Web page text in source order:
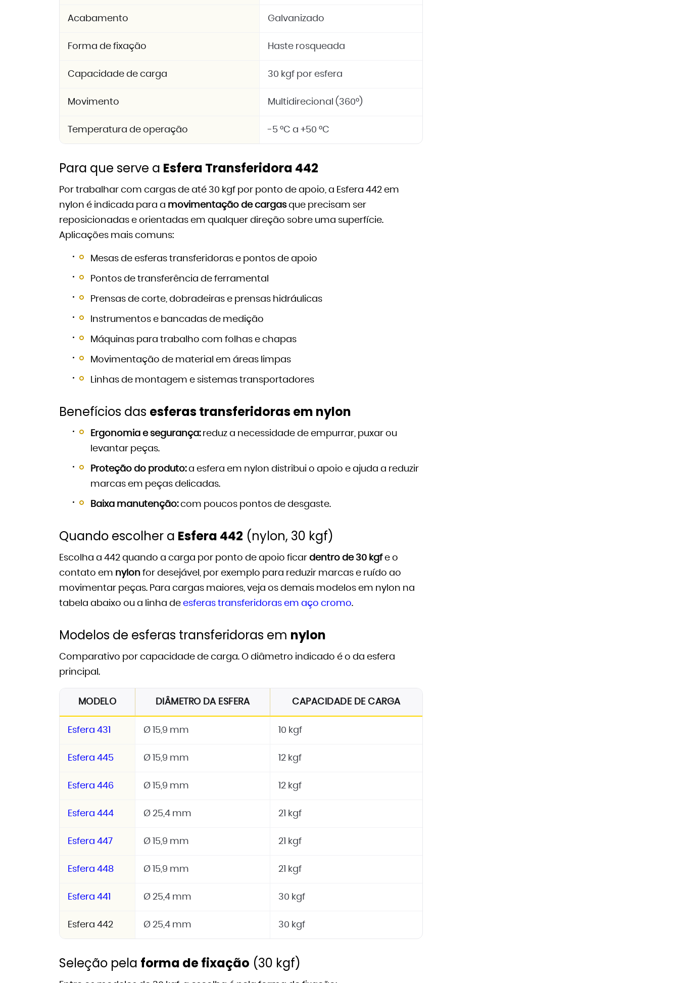
Acabamento Galvanizado
Forma de fixação Haste rosqueada
Capacidade de carga 30 kgf por esfera
Movimento Multidirecional (360°)
Temperatura de operação -5 °C a +50 °C
Para que serve a Esfera Transferidora 442
Por trabalhar com cargas de até 30 kgf por ponto de apoio, a Esfera 442 em
nylon é indicada para a movimentação de cargasque precisam ser
reposicionadas e orientadas em qualquer direção sobre uma superfície.
Aplicações mais comuns:
Mesas de esferas transferidoras e pontos de apoio
Pontos de transferência de ferramental
Prensas de corte, dobradeiras e prensas hidráulicas
Instrumentos e bancadas de medição
Máquinas para trabalho com folhas e chapas
Movimentação de material em áreas limpas
Linhas de montagem e sistemas transportadores
Benefícios das esferas transferidoras em nylon
Ergonomia e segurança:reduz a necessidade de empurrar, puxar ou
levantar peças.
Proteção do produto:a esfera em nylon distribui o apoio e ajuda a reduzir
marcas em peças delicadas.
Baixa manutenção:com poucos pontos de desgaste.
Quando escolher a Esfera 442 (nylon, 30 kgf)
Escolha a 442 quando a carga por ponto de apoio ficar dentro de 30 kgfe o
contato em nylon for desejável, por exemplo para reduzir marcas e ruído ao
movimentar peças. Para cargas maiores, veja os demais modelos em nylon na
tabela abaixo ou a linha de esferas transferidoras em aço cromo.
Modelos de esferas transferidoras em nylon
Comparativo por capacidade de carga. O diâmetro indicado é o da esfera
principal.
MODELO DIÂMETRO DA ESFERA CAPACIDADE DE CARGA
Esfera 431 Ø 15,9 mm 10 kgf
Esfera 445 Ø 15,9 mm 12 kgf
Esfera 446 Ø 15,9 mm 12 kgf
Esfera 444 Ø 25,4 mm 21 kgf
Esfera 447 Ø 15,9 mm 21 kgf
Esfera 448 Ø 15,9 mm 21 kgf
Esfera 441 Ø 25,4 mm 30 kgf
Esfera 442 Ø 25,4 mm 30 kgf
Seleção pela forma de fixação (30 kgf)